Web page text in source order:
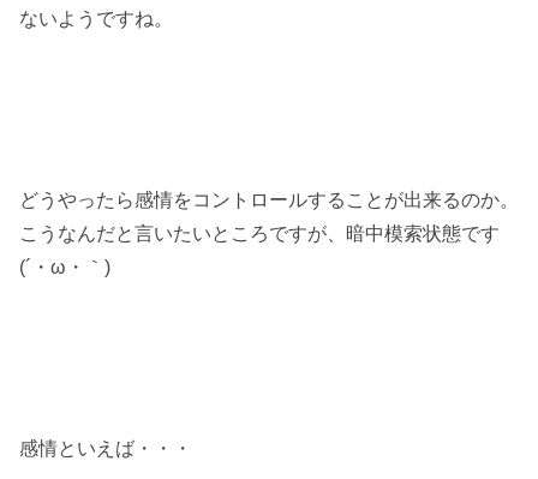
ないようですね。
どうやったら感情をコントロールすることが出来るのか。
こうなんだと言いたいところですが、暗中模索状態です
(´・ω・｀)
感情といえば・・・